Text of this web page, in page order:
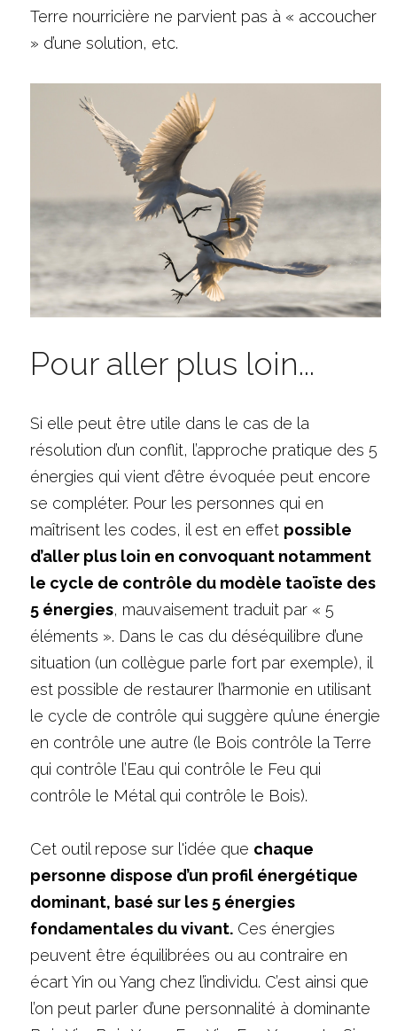
Terre nourricière ne parvient pas à « accoucher
» d’une solution, etc.
Pour aller plus loin...
Si elle peut être utile dans le cas de la
résolution d’un conflit, l’approche pratique des 5
énergies qui vient d’être évoquée peut encore
se compléter. Pour les personnes qui en
maîtrisent les codes, il est en effet possible
d’aller plus loin en convoquant notamment
le cycle de contrôle du modèle taoïste des
5 énergies, mauvaisement traduit par « 5
éléments ». Dans le cas du déséquilibre d’une
situation (un collègue parle fort par exemple), il
est possible de restaurer l’harmonie en utilisant
le cycle de contrôle qui suggère qu’une énergie
en contrôle une autre (le Bois contrôle la Terre
qui contrôle l’Eau qui contrôle le Feu qui
contrôle le Métal qui contrôle le Bois).
Cet outil repose sur l'idée que chaque
personne dispose d’un profil énergétique
dominant, basé sur les 5 énergies
fondamentales du vivant. Ces énergies
peuvent être équilibrées ou au contraire en
écart Yin ou Yang chez l’individu. C’est ainsi que
l’on peut parler d’une personnalité à dominante